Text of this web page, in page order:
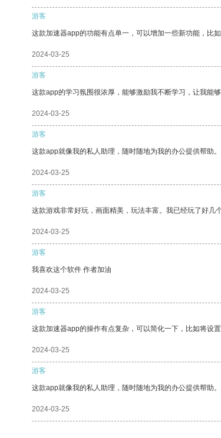
游客
这款加速器app的功能有点单一，可以增加一些新功能，比
2024-03-25
游客
这款app的学习氛围很浓厚，能够激励我不断学习，让我能够
2024-03-25
游客
这款app就像我的私人助理，随时随地为我的办公提供帮助。
2024-03-25
游客
这款游戏非常好玩，画面精美，玩法丰富。我已经玩了好几
2024-03-25
游客
我喜欢这个软件 作者加油
2024-03-25
游客
这款加速器app的操作有点复杂，可以简化一下，比如将设置
2024-03-25
游客
这款app就像我的私人助理，随时随地为我的办公提供帮助
2024-03-25